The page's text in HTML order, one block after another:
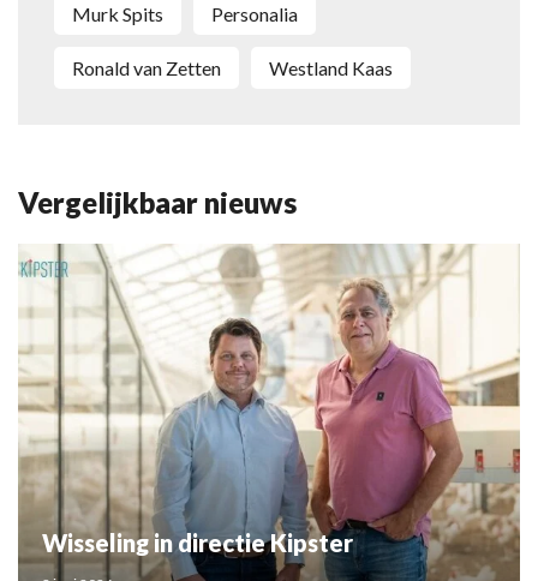
Murk Spits personalia
Ronald van Zetten Westland Kaas
Vergelijkbaar nieuws
Wisseling in directie Kipster